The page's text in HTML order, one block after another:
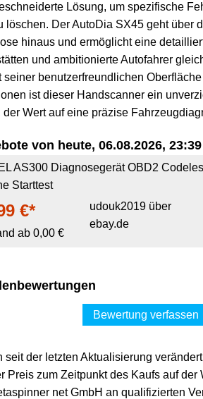
Lösung, um spezifische
löschen. Der AutoDia SX45 geht über
hinaus und ermöglicht eine
und ambitionierte Autofahrer
seiner benutzerfreundlichen
ist dieser Handscanner ein
der Wert auf eine präzise
von heute, 06.08.2026,
AS300 Diagnosegerät OBD2
Starttest
€*
ab 0,00 €
udouk2019 über
ebay.de
Bewertung verfassen
der letzten Aktualisierung
zum Zeitpunkt des Kaufs auf der
net GmbH an qualifizierten